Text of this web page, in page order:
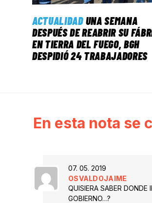
ACTUALIDAD UNA SEMANA
DESPUÉS DE REABRIR SU
EN TIERRA DEL FUEGO, BGH
DESPIDIÓ 24 TRABAJADORES
En esta nota se
07. 05. 2019
OSVALDOJAIME
QUISIERA SABER DONDE
GOBIERNO…?